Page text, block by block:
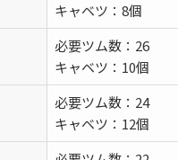
キャベツ：8個
必要ツム数：26
キャベツ：10個
必要ツム数：24
キャベツ：12個